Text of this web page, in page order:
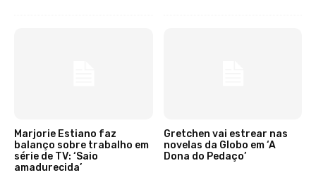
Marjorie Estiano faz
balanço sobre trabalho em
série de TV: ‘Saio
amadurecida’
Gretchen vai estrear nas
novelas da Globo em ‘A
Dona do Pedaço’